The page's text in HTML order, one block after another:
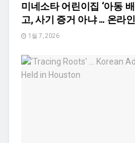
미네소타 어린이집 ‘아동
고, 사기 증거 아냐 … 온라
1월 7, 2026